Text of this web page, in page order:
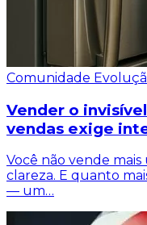
Comunidade
Vender o
vendas exige
Você não vende
clareza. E quanto
— um…